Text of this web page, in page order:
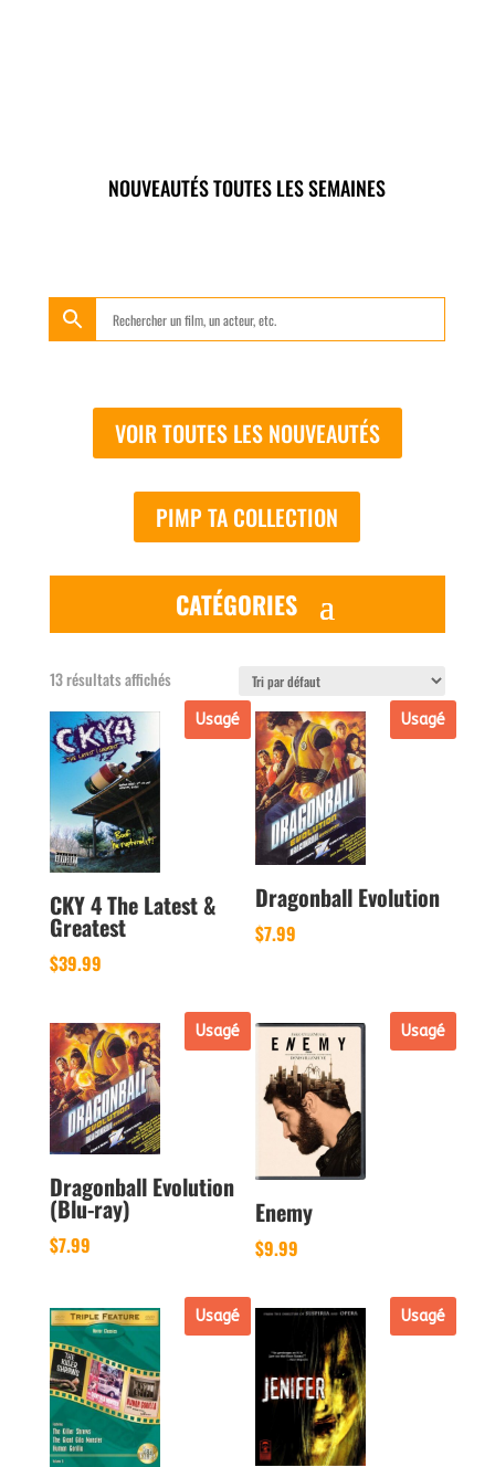
NOUVEAUTÉS TOUTES LES SEMAINES
VOIR TOUTES LES NOUVEAUTÉS
PIMP TA COLLECTION
13 résultats affichés
Usagé
CKY 4 The Latest &
Greatest
$39.99
Usagé
Dragonball Evolution
$7.99
Usagé
Dragonball Evolution
(Blu-ray)
$7.99
Usagé
Enemy
$9.99
Usagé Usagé